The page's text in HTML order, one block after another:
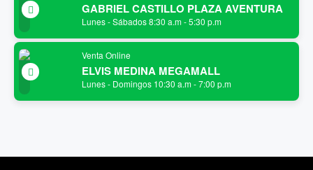
GABRIEL CASTILLO PLAZA AVENTURA
Lunes - Sábados 8:30 a.m - 5:30 p.m
Venta Online
ELVIS MEDINA MEGAMALL
Lunes - Domingos 10:30 a.m - 7:00 p.m